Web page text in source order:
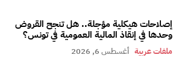
إصلاحات هيكلية مؤجلة.. هل تنجح القروض
وحدها في إنقاذ المالية العمومية في تونس؟
ملفات عربية أغسطس 6, 2026